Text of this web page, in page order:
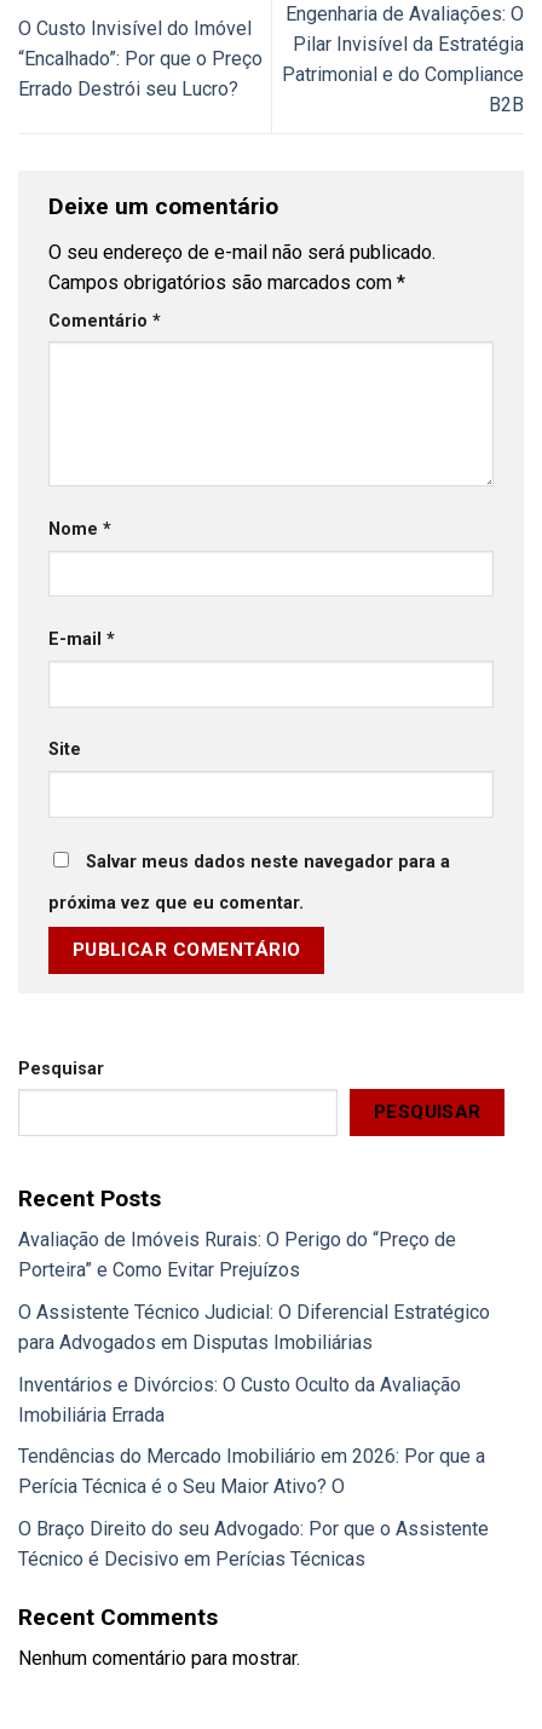
O Custo Invisível do Imóvel
“Encalhado”: Por que o Preço
Errado Destrói seu Lucro?
Engenharia de Avaliações: O
Pilar Invisível da Estratégia
Patrimonial e do Compliance
B2B
Deixe um comentário
O seu endereço de e-mail não será publicado.
Campos obrigatórios são marcados com *
Comentário *
Nome *
E-mail *
Site
Salvar meus dados neste navegador para a
próxima vez que eu comentar.
Pesquisar
PESQUISAR
Recent Posts
Avaliação de Imóveis Rurais: O Perigo do “Preço de
Porteira” e Como Evitar Prejuízos
O Assistente Técnico Judicial: O Diferencial Estratégico
para Advogados em Disputas Imobiliárias
Inventários e Divórcios: O Custo Oculto da Avaliação
Imobiliária Errada
Tendências do Mercado Imobiliário em 2026: Por que a
Perícia Técnica é o Seu Maior Ativo? O
O Braço Direito do seu Advogado: Por que o Assistente
Técnico é Decisivo em Perícias Técnicas
Recent Comments
Nenhum comentário para mostrar.